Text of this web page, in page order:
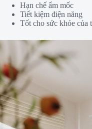
Hạn chế ẩm mốc
Tiết kiệm điện năng
Tốt cho sức khỏe của